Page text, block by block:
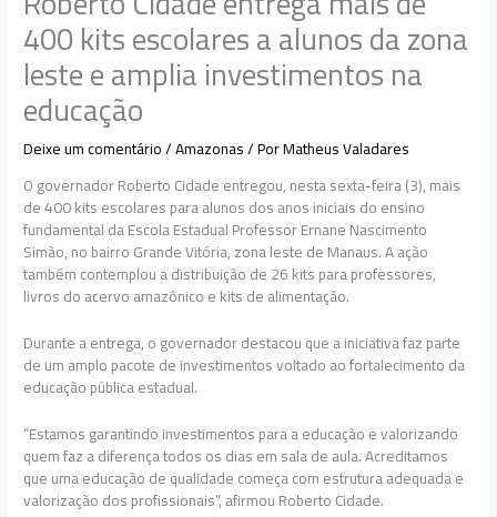
400 kits escolares a alunos da zona
leste e amplia investimentos na
educação
Deixe um comentário/Amazonas/ PorMatheus Valadares
O governador Roberto Cidade entregou, nesta sexta-feira (3), mais
de 400 kits escolares para alunos dos anos iniciais do ensino
fundamental da Escola Estadual Professor Ernane Nascimento
Simão, no bairro Grande Vitória, zona leste de Manaus. A ação
também contemplou a distribuição de 26 kits para professores,
livros do acervo amazônico e kits de alimentação.
Durante a entrega, o governador destacou que a iniciativa faz parte
de um amplo pacote de investimentos voltado ao fortalecimento da
educação pública estadual.
“Estamos garantindo investimentos para a educação e valorizando
quem faz a diferença todos os dias em sala de aula. Acreditamos
que uma educação de qualidade começa com estrutura adequada e
valorização dos profissionais”, afirmou Roberto Cidade.